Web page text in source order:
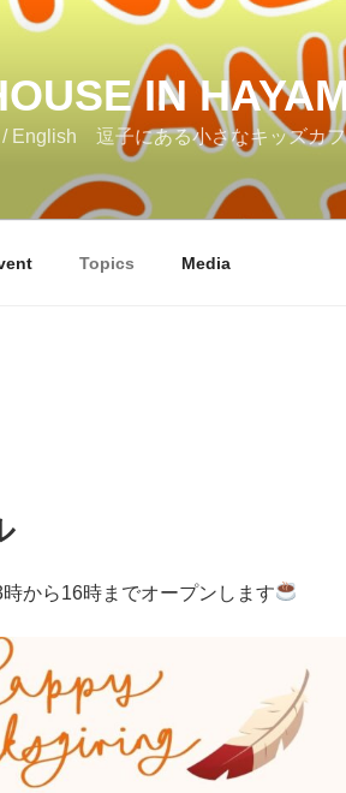
IN
/ English 逗子にある小さなキッズカフ
Topics Media
から16時までオープンします